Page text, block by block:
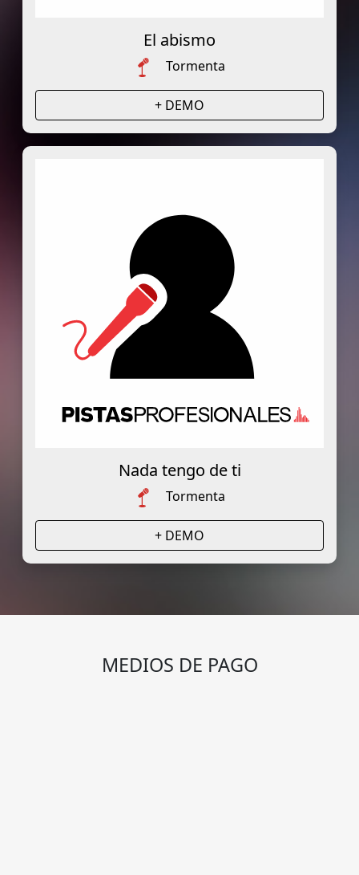
El abismo
Tormenta
+ DEMO
Nada tengo de ti
Tormenta
+ DEMO
MEDIOS DE PAGO